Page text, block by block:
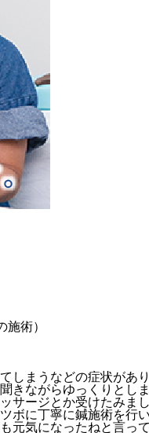
術）
しまうなどの症状があ
きながらゆっくりとし
サージとか受けたみま
ボに丁寧に鍼施術を行
元気になったねと言っ